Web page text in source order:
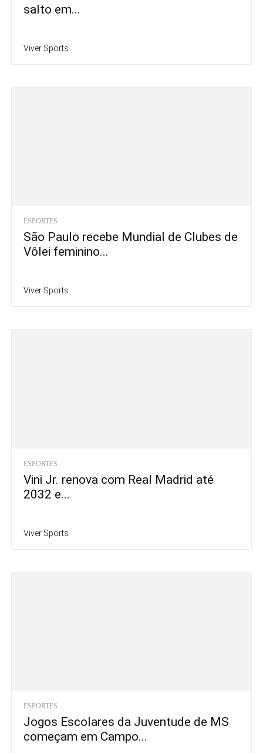
salto em...
Viver Sports
ESPORTES
São Paulo recebe Mundial de Clubes de
Vôlei feminino...
Viver Sports
ESPORTES
Vini Jr. renova com Real Madrid até
2032 e...
Viver Sports
ESPORTES
Jogos Escolares da Juventude de MS
começam em Campo...